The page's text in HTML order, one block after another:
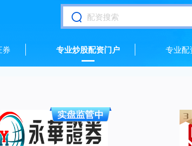
券 专业炒股配资门户 专业配